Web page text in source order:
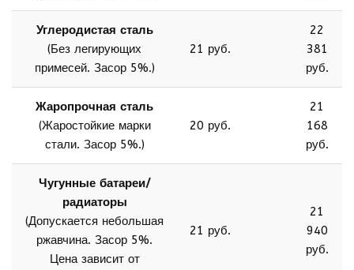
Углеродистая сталь
(Без легирующих
примесей. Засор 5%.)
21 руб.
22
381
руб.
Жаропрочная сталь
(Жаростойкие марки
стали. Засор 5%.)
20 руб.
21
168
руб.
Чугунные батареи/
радиаторы
(Допускается небольшая
ржавчина. Засор 5%.
Цена зависит от
21 руб.
21
940
руб.